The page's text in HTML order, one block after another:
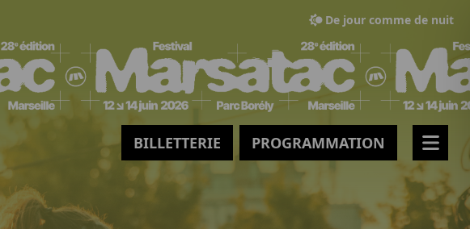
De jour comme de nuit
BILLETTERIE PROGRAMMATION